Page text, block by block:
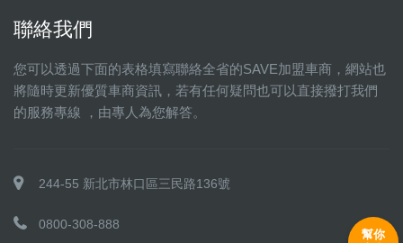
聯絡我們
您可以透過下面的表格填寫聯絡全省的SAVE加盟車商，網站也
將隨時更新優質車商資訊，若有任何疑問也可以直接撥打我們
的服務專線 ，由專人為您解答。
244-55 新北市林口區三民路136號
0800-308-888
幫你